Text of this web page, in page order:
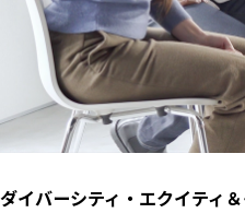
ダイバーシティ・エクイティ